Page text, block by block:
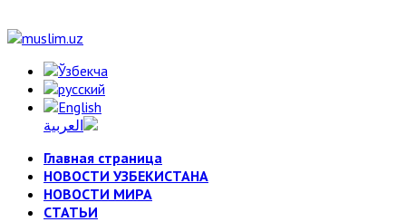
Главная страница
НОВОСТИ УЗБЕКИСТАНА
НОВОСТИ МИРА
СТАТЬИ